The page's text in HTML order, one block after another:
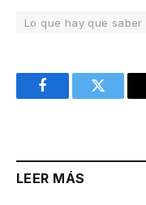
Lo que hay que saber
FacebookTwitter
LEER MÁS